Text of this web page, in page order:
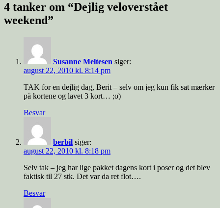
4 tanker om “Dejlig veloverstået
weekend”
Susanne Meltesen siger:
august 22, 2010 kl. 8:14 pm
TAK for en dejlig dag, Berit – selv om jeg kun fik sat mærker
på kortene og lavet 3 kort… ;o)
Besvar
berbil siger:
august 22, 2010 kl. 8:18 pm
Selv tak – jeg har lige pakket dagens kort i poser og det blev
faktisk til 27 stk. Det var da ret flot….
Besvar